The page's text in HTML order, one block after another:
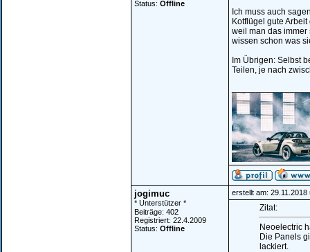
Status: Offline
Ich muss auch
Kotflügel gute
weil man das
wissen schon was
Im Übrigen: Selbst
Teilen, je nach
jogimuc
* Unterstützer *
Beiträge: 402
Registriert: 22.4.2009
Status: Offline
erstellt am: 29.11.2018
Zitat:
Neoelectric
Die Panels
lackiert.